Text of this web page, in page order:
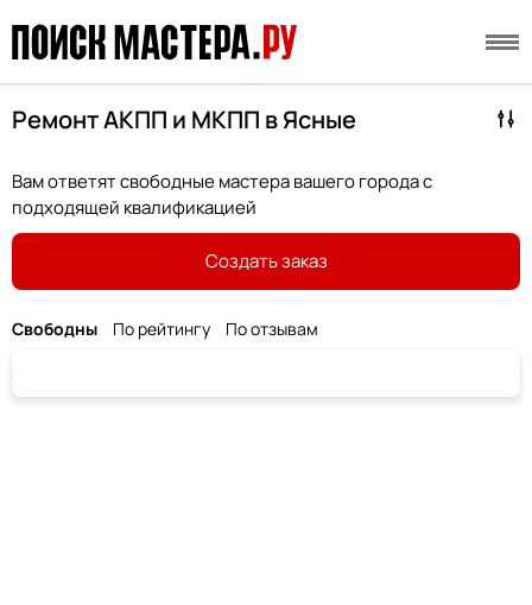
Ремонт АКПП и МКПП в Ясные
Вам ответят свободные мастера вашего города с
подходящей квалификацией
Создать заказ
Свободны По рейтингу По отзывам